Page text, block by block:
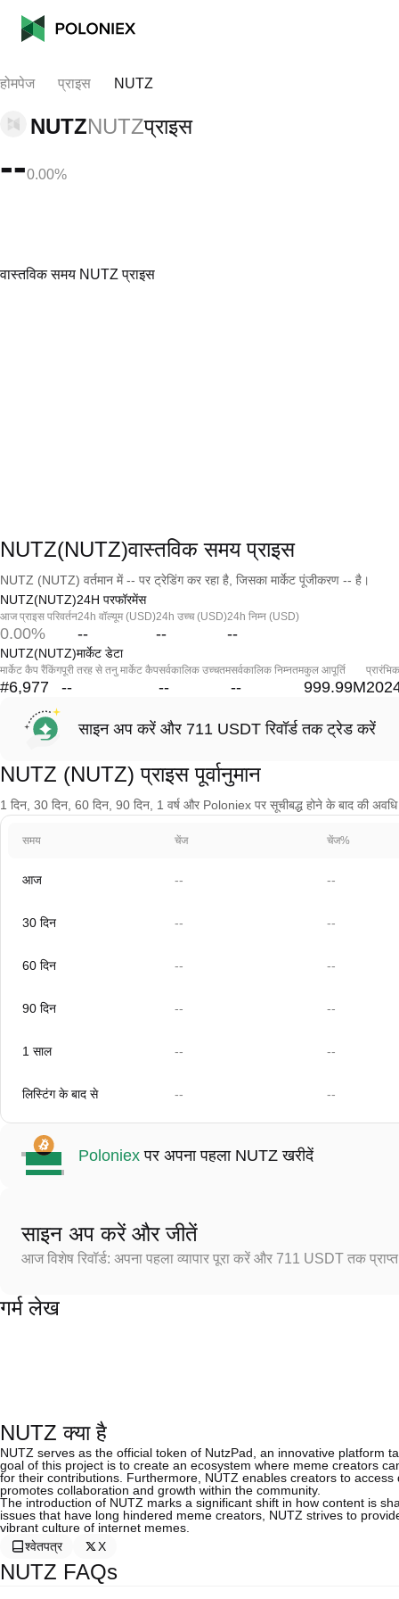
होमपेज प्राइस NUTZ
NUTZNUTZप्राइस
--0.00%
वास्तविक समय NUTZ प्राइस
NUTZ(NUTZ)वास्तविक समय प्राइस
NUTZ (NUTZ) वर्तमान में -- पर ट्रेडिंग कर रहा है, जिसका मार्केट पूंजीकरण -- है।
NUTZ(NUTZ)24H परफॉरमेंस
आज प्राइस परिवर्तन
0.00%
24h वॉल्यूम (USD)
--
24h उच्च (USD)
--
24h निम्न (USD)
--
NUTZ(NUTZ)मार्केट डेटा
मार्केट कैप रैंकिंग
#6,977
पूरी तरह से तनु मार्केट कैप
--
सर्वकालिक उच्चतम
--
सर्वकालिक निम्नतम
--
कुल आपूर्ति
999.99M
साइन अप करें और 711 USDT रिवॉर्ड तक ट्रेड करें
NUTZ (NUTZ) प्राइस पूर्वानुमान
1 दिन, 30 दिन, 60 दिन, 90 दिन, 1 वर्ष और Poloniex पर सूचीबद्ध होने के बाद की
समय चेंज चेंज%
आज -- --
30 दिन -- --
60 दिन -- --
90 दिन -- --
1 साल -- --
लिस्टिंग के बाद से -- --
Poloniex पर अपना पहला NUTZ खरीदें
साइन अप करें और जीतें
आज विशेष रिवॉर्ड: अपना पहला व्यापार पूरा करें और 711 USDT तक
गर्म लेख
NUTZ क्या है
NUTZ serves as the official token of NutzPad, an innovative platform
goal of this project is to create an ecosystem where meme creators
for their contributions. Furthermore, NUTZ enables creators to
promotes collaboration and growth within the community.
The introduction of NUTZ marks a significant shift in how content is
issues that have long hindered meme creators, NUTZ strives to
vibrant culture of internet memes.
श्वेतपत्र
X
NUTZ FAQs